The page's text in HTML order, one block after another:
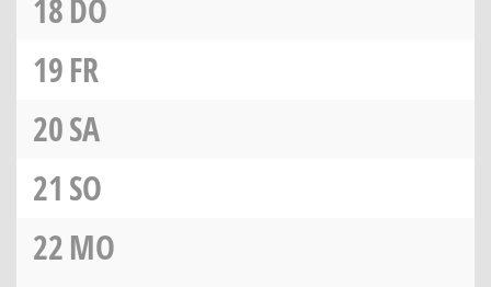
18DO
19FR
20SA
21 SO
22MO